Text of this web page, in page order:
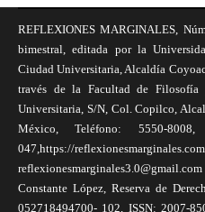
REFLEXIONES MARGINALES,
bimestral, editada por la
Ciudad Universitaria, Alcaldía
través de la Facultad de
Universitaria, S/N, Col. Copilco,
México, Teléfono: 5550-
047,https://
Constante López, Reserva de
052718494700- 102, ISSN: 2007-